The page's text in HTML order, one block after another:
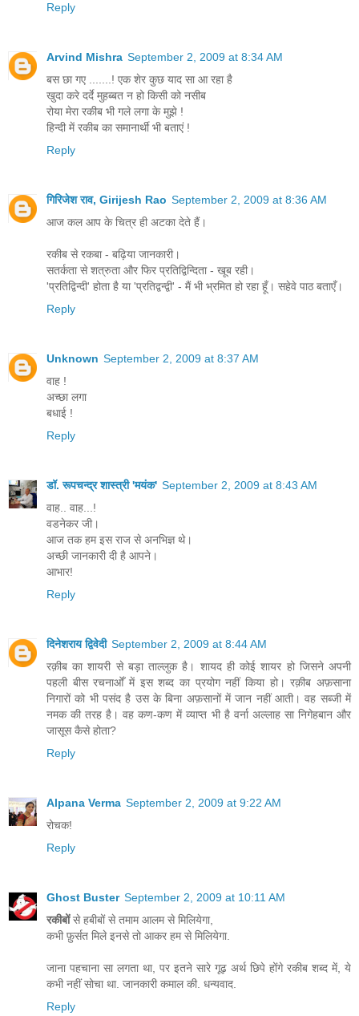
Reply
Arvind Mishra September 2, 2009 at 8:34 AM
बस छा गए .......! एक शेर कुछ याद सा आ रहा है
खुदा करे दर्दे मुहब्बत न हो किसी को नसीब
रोया मेरा रकीब भी गले लगा के मुझे !
हिन्दी में रकीब का समानार्थी भी बताएं !
Reply
गिरिजेश राव, Girijesh Rao September 2, 2009 at 8:36 AM
आज कल आप के चित्र ही अटका देते हैं।
रकीब से रकबा - बढ़िया जानकारी।
सतर्कता से शत्रुता और फिर प्रतिद्विन्दिता - खूब रही।
'प्रतिद्विन्दी' होता है या 'प्रतिद्वन्द्वी' - मैं भी भ्रमित हो रहा हूँ। सहेवे पाठ बताएँ।
Reply
Unknown September 2, 2009 at 8:37 AM
वाह !
अच्छा लगा
बधाई !
Reply
डॉ. रूपचन्द्र शास्त्री 'मयंक' September 2, 2009 at 8:43 AM
वाह.. वाह...!
वडनेकर जी।
आज तक हम इस राज से अनभिज्ञ थे।
अच्छी जानकारी दी है आपने।
आभार!
Reply
दिनेशराय द्विवेदी September 2, 2009 at 8:44 AM
रक़ीब का शायरी से बड़ा ताल्लुक है। शायद ही कोई शायर हो जिसने अपनी
पहली बीस रचनाओँ में इस शब्द का प्रयोग नहीं किया हो। रक़ीब अफ़साना
निगारों को भी पसंद है उस के बिना अफ़सानों में जान नहीं आती। वह सब्जी में
नमक की तरह है। वह कण-कण में व्याप्त भी है वर्ना अल्लाह सा निगेहबान और
जासूस कैसे होता?
Reply
Alpana Verma September 2, 2009 at 9:22 AM
रोचक!
Reply
Ghost Buster September 2, 2009 at 10:11 AM
रकीबोंसे हबीबों से तमाम आलम से मिलियेगा,
कभी फ़ुर्सत मिले इनसे तो आकर हम से मिलियेगा.
जाना पहचाना सा लगता था, पर इतने सारे गूढ़ अर्थ छिपे होंगे रकीब शब्द में, ये
कभी नहीं सोचा था. जानकारी कमाल की. धन्यवाद.
Reply